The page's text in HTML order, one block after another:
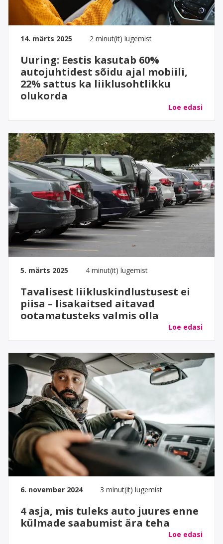
14. märts 2025 2 minut(it) lugemist
Uuring: Eestis kasutab 60%
autojuhtidest sõidu ajal mobiili,
22% sattus ka liiklusohtlikku
olukorda
Loe edasi
5. märts 2025 4 minut(it) lugemist
Tavalisest liikluskindlustusest ei
piisa – lisakaitsed aitavad
ootamatusteks valmis olla
Loe edasi
6. november 2024 3 minut(it) lugemist
4 asja, mis tuleks auto juures enne
külmade saabumist ära teha
Loe edasi